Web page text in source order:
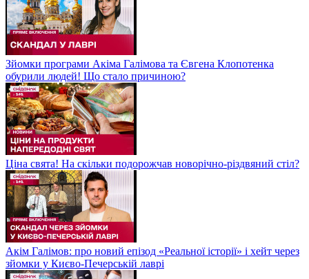
Зйомки програми Акіма Галімова та Євгена Клопотенка
обурили людей! Що стало причиною?
Ціна свята! На скільки подорожчав новорічно-різдвяний стіл?
Акім Галімов: про новий епізод «Реальної історії» і хейт через
зйомки у Києво-Печерській лаврі